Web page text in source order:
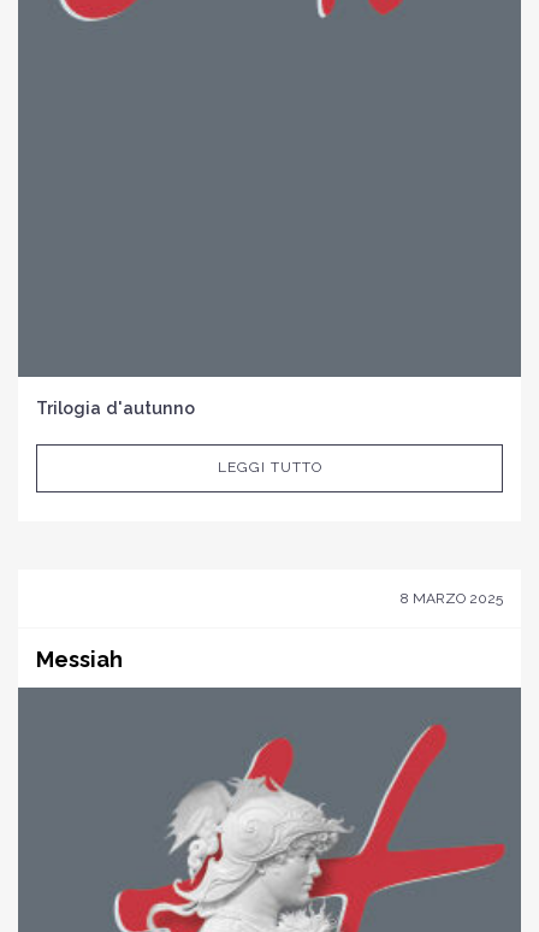
Trilogia d'autunno
LEGGI TUTTO
8 MARZO 2025
Messiah